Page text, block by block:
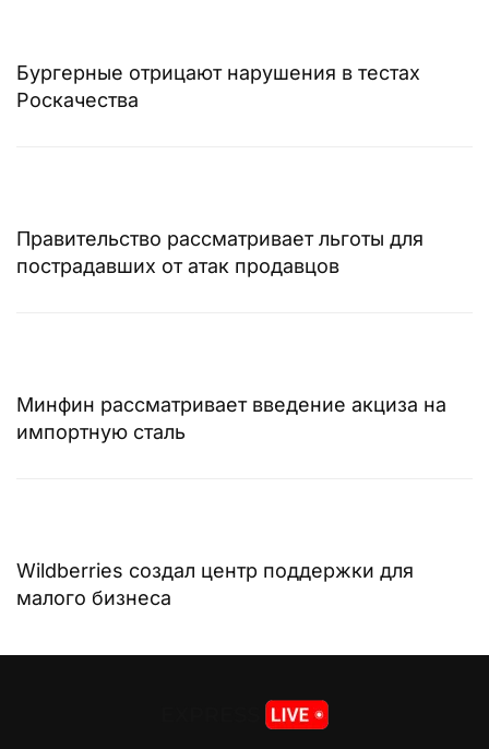
Бургерные отрицают нарушения в тестах
Роскачества
Правительство рассматривает льготы для
пострадавших от атак продавцов
Минфин рассматривает введение акциза на
импортную сталь
Wildberries создал центр поддержки для
малого бизнеса